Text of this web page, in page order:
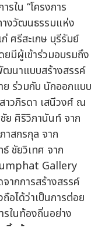
ใน “โครงการ
งวัฒนธรรมแห่ง
ศรีสะเกษ บุรีรัมย์
ยมีผู้เข้าร่วมอบรมถึง
ฒนาแบบสร้างสรรค์
ย ร่วมกับ นักออกแบบ
าวภิรดา เสนีวงศ์ ณ
ศิริวิภานันท์ จาก
าสกรกุล จาก
ชัยวิเทศ จาก
Gallery
ากการสร้างสรรค์
อได้ว่าเป็นการต่อย
ในท้องถิ่นอย่าง